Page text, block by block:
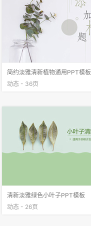
简约淡雅清新植物通用PPT模板
动态 - 36页
清新淡雅绿色小叶子PPT模板
动态 - 26页